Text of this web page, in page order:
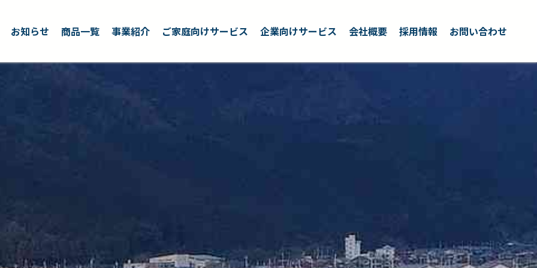
お知らせ 商品一覧 事業紹介 ご家庭向けサービス 企業向けサービス 会社概要 採用情報 お問い合わせ